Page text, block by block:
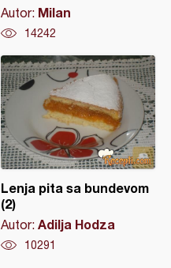
Autor: Milan
14242
Lenja pita sa bundevom
(2)
Autor: Adilja Hodza
10291